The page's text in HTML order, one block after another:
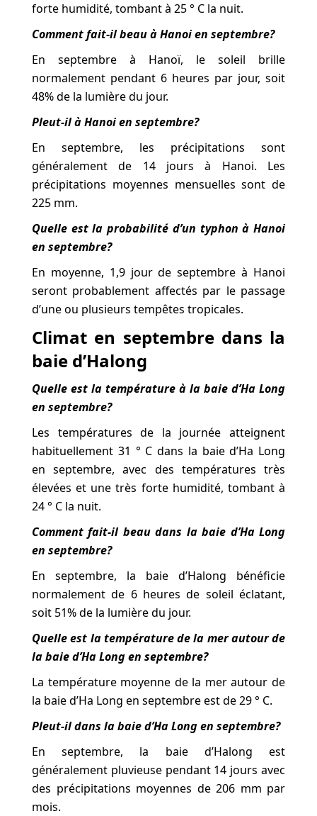
forte humidité, tombant à 25 ° C la nuit.
Comment fait-il beau à Hanoi en septembre?
En septembre à Hanoï, le soleil brille
normalement pendant 6 heures par jour, soit
48% de la lumière du jour.
Pleut-il à Hanoi en septembre?
En septembre, les précipitations sont
généralement de 14 jours à Hanoi. Les
précipitations moyennes mensuelles sont de
225 mm.
Quelle est la probabilité d’un typhon à Hanoi
en septembre?
En moyenne, 1,9 jour de septembre à Hanoi
seront probablement affectés par le passage
d’une ou plusieurs tempêtes tropicales.
Climat en septembre dans la
baie d’Halong
Quelle est la température à la baie d’Ha Long
en septembre?
Les températures de la journée atteignent
habituellement 31 ° C dans la baie d’Ha Long
en septembre, avec des températures très
élevées et une très forte humidité, tombant à
24 ° C la nuit.
Comment fait-il beau dans la baie d’Ha Long
en septembre?
En septembre, la baie d’Halong bénéficie
normalement de 6 heures de soleil éclatant,
soit 51% de la lumière du jour.
Quelle est la température de la mer autour de
la baie d’Ha Long en septembre?
La température moyenne de la mer autour de
la baie d’Ha Long en septembre est de 29 ° C.
Pleut-il dans la baie d’Ha Long en septembre?
En septembre, la baie d’Halong est
généralement pluvieuse pendant 14 jours avec
des précipitations moyennes de 206 mm par
mois.